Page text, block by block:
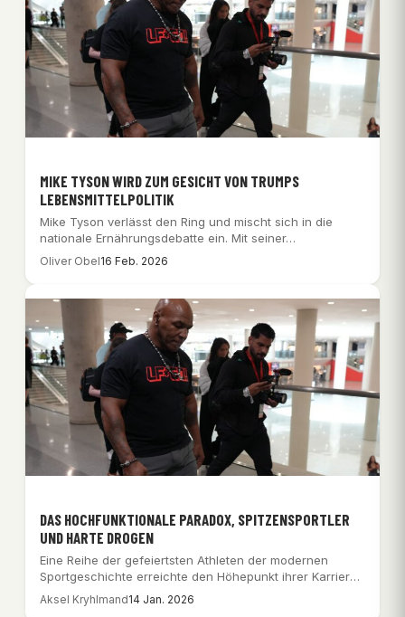
MIKE TYSON WIRD ZUM GESICHT VON TRUMPS
LEBENSMITTELPOLITIK
Mike Tyson verlässt den Ring und mischt sich in die
nationale Ernährungsdebatte ein. Mit seiner…
Oliver Obel16 Feb. 2026
DAS HOCHFUNKTIONALE PARADOX, SPITZENSPORTLER
UND HARTE DROGEN
Eine Reihe der gefeiertsten Athleten der modernen
Sportgeschichte erreichte den Höhepunkt ihrer Karriere,
während sie…
Aksel Kryhlmand14 Jan. 2026